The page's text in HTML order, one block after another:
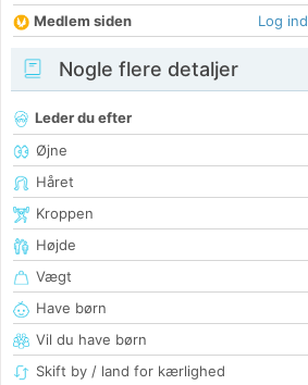
Medlem siden
Log ind
Nogle flere detaljer
Leder du efter
Øjne
Håret
Kroppen
Højde
Vægt
Have børn
Vil du have børn
Skift by / land for kærlighed